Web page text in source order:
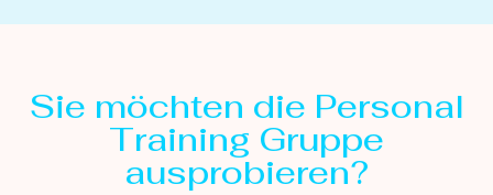
Sie möchten die Personal
Training Gruppe
ausprobieren?​